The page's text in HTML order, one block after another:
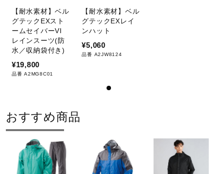
【耐水素材】ベル
グテックEXスト
ームセイバーVI
レインスーツ(防
水／収納袋付き)
¥19,800
品番 A2MG8C01
【耐水素材】ベル
グテックEXレイ
ンハット
¥5,060
品番 A2JW8124
おすすめ商品